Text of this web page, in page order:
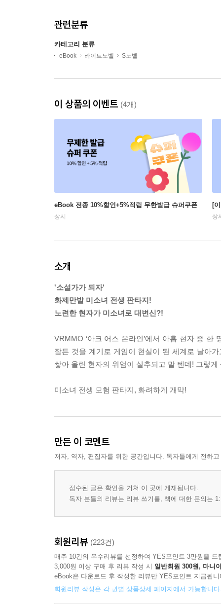
관련분류
카테고리 분류
eBook 라이트노벨 S노벨
이 상품의 이벤트 (4개)
eBook 전종 10%할인+5%적립 무한발급 슈퍼쿠폰
상시
[
상
소개
'소설가가 되자'
화제만발 미소녀 전생 판타지!
노련한 현자가 미소녀로 대변신?!
VRMMO ‘아크 어스 온라인’에서 아홉 현자 중 한
잠든 것을 계기로 게임이 현실이 된 세계로 날아
쌓아 올린 현자의 위엄이 실추되고 말 텐데! 그렇
미소녀 전생 모험 판타지, 화려하게 개막!
만든 이 코멘트
저자, 역자, 편집자를 위한 공간입니다. 독자들에게 전하
접수된 글은 확인을 거쳐 이 곳에 게재됩니다.
독자 분들의 리뷰는 리뷰 쓰기를, 책에 대한 문의는
회원리뷰 (223건)
매주 10건의 우수리뷰를 선정하여 YES포인트 3만원을 드
3,000원 이상 구매 후 리뷰 작성 시 일반회원 300원, 마니
eBook은 다운로드 후 작성한 리뷰만 YES포인트 지급됩니
회원리뷰 작성은 각 권별 상품상세 페이지에서 가능합니